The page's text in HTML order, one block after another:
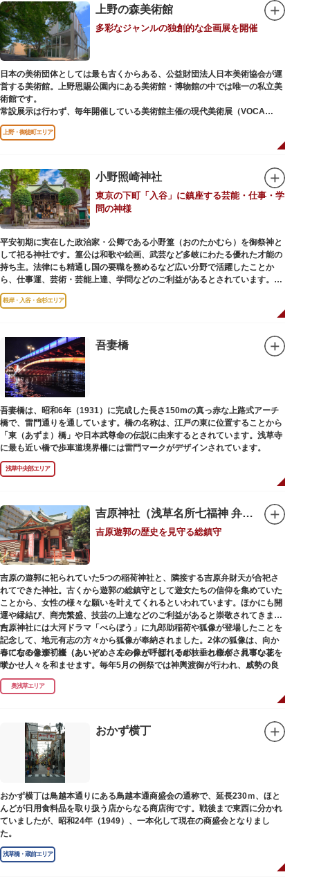
ので、バードウォッチングを楽しむ人の姿も見られるスポットです。
美術館や博物館で国内外の芸術作品や文化・自然科学に触れたり、歴史の薫
りを感じながら史跡巡りを楽しんではいかがでしょうか。1日では見てまわ
りきれないほどの魅力にあふれた公園です。
上野の森美術館
多彩なジャンルの独創的な企画展を開催
日本の美術団体としては最も古くからある、公益財団法人日本美術協会が運
営する美術館。上野恩賜公園内にある美術館・博物館の中では唯一の私立美
術館です。
常設展示は行わず、毎年開催している美術館主催の現代美術展（VOCA
展）、公募展（上野の森美術館大賞展、日本の自然を描く展）のほか、マン
ガから書展にいたるまで定期的に多彩なジャンルの独創的な企画展を開催し
別館の1階には、小企画展などの開催もできる上野の森美術館ギャラリー、
そして、3階には上野の森アートスクールが設置され、初心者から熟練者を
対象とした油彩・アクリル、水彩、日本画のクラスや、週末に受講できる単
発講座などを開催しています。
上野・御徒町エリア
小野照崎神社
東京の下町「入谷」に鎮座する芸能・仕事・学
問の神様
平安初期に実在した政治家・公卿である小野篁（おのたかむら）を御祭神と
して祀る神社です。篁公は和歌や絵画、武芸など多岐にわたる優れた才能の
持ち主。法律にも精通し国の要職を務めるなど広い分野で活躍したことか
ら、仕事運、芸術・芸能上達、学問などのご利益があるとされています。
境内には、国の重要有形民俗文化財であるミニチュアの富士山「富士塚」
や、日本三大に数えられる「庚申塚」、昭和を代表する囲碁棋士・藤沢秀行
印は、うっとりするほど美しいデザインで人気を博しています。
江戸後期には、学問の神様である菅原道真公も回向院より遷され、境内にあ
る末社を含めて15柱もの神様が祀られています。俳優の渥美清が願をかけた
神社としても知られ、映画「男はつらいよ」で寅さんが首にかけているお守
りは、ここ小野照崎神社のものです。
根岸・入谷・金杉エリア
吾妻橋
吾妻橋は、昭和6年（1931）に完成した長さ150mの真っ赤な上路式アーチ
橋で、雷門通りを通しています。橋の名称は、江戸の東に位置することから
「東（あずま）橋」や日本武尊命の伝説に由来するとされています。浅草寺
に最も近い橋で歩車道境界柵には雷門マークがデザインされています。
浅草中央部エリア
吉原神社（浅草名所七福神 弁財天）
吉原遊郭の歴史を見守る総鎮守
吉原の遊郭に祀られていた5つの稲荷神社と、隣接する吉原弁財天が合祀さ
れてできた神社。古くから遊郭の総鎮守として遊女たちの信仰を集めていた
ことから、女性の様々な願いを叶えてくれるといわれています。ほかにも開
運や縁結び、商売繁盛、技芸の上達などのご利益があると崇敬されてきまし
た。
春になると逢初桜（あいぞめさくら）と呼ばれるが枝垂れ桜が、見事な花を
咲かせ人々を和ませます。毎年5月の例祭では神輿渡御が行われ、威勢の良
い掛け声とともに各町は活気にあふれます。
吉原弁財天は浅草名所七福神の一社・弁財天にあたり、七福神に関する授与
吉原神社には大河ドラマ「べらぼう」に九郎助稲荷や狐像が登場したことを
記念して、地元有志の方々から狐像が奉納されました。2体の狐像は、向か
って右の像が「逢（あい）」、左の像が「初（そめ）」と命名されていま
す。
奥浅草エリア
おかず横丁
おかず横丁は鳥越本通りにある鳥越本通商盛会の通称で、延長230ｍ、ほと
んどが日用食料品を取り扱う店からなる商店街です。戦後まで東西に分かれ
ていましたが、昭和24年（1949）、一本化して現在の商盛会となりまし
た。
浅草橋・蔵前エリア